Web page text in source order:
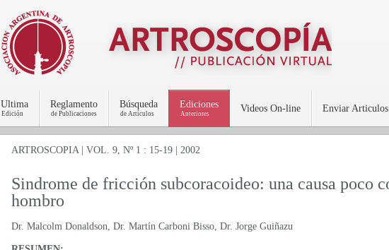
Ultima
Edición
Reglamento
de Publicaciones
Búsqueda
de Artículos
Ediciones
Anteriores Videos On-line Enviar Articulos
ARTROSCOPIA | VOL. 9, Nº 1 : 15-19 | 2002
Sindrome de fricción subcoracoideo: una causa poco
hombro
Dr. Malcolm Donaldson, Dr. Martín Carboni Bisso, Dr. Jorge Guiñazu